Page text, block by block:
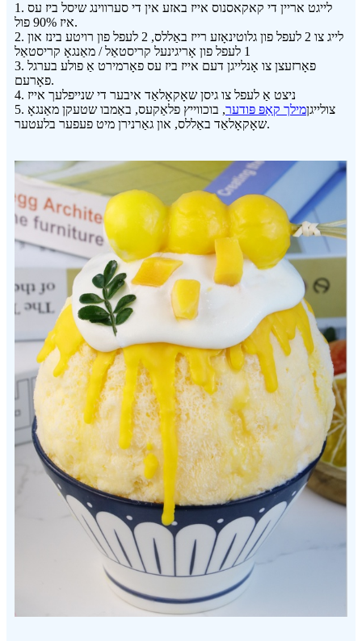
1. לייגט אריין די קאקאסנוס אייז באזע אין די סערווינג שיסל ביז עס
איז 90% פול.
2. לייג צו 2 לעפל פון גלוטינאָזע רייז באַללס, 2 לעפל פון רויטע בינז און
1 לעפל פון אָריגינעל קריסטאַל / מאַנגאָ קריסטאַל
3. פאָרזעצן צו אָנלייגן דעם אייז ביז עס פאָרמירט אַ פולע בערגל
פאָרעם.
4. ניצט אַ לעפל צו גיסן שאָקאָלאַד איבער די שנייפלעך אייז
5. צולייגןמילך קאַפּ פּודער, בוכווייץ פלאַקעס, באַמבו שטעקן מאַנגאָ
שאָקאָלאַד באַללס, און גאַרנירן מיט פעפער בלעטער.